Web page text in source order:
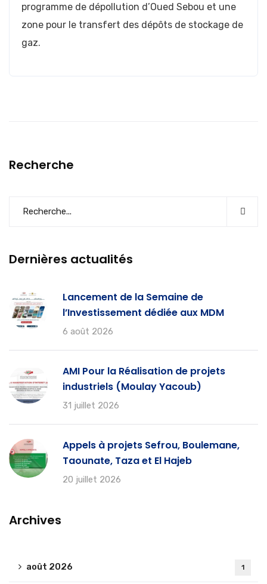
programme de dépollution d’Oued Sebou et une
zone pour le transfert des dépôts de stockage de
gaz.
Recherche
Dernières actualités
Lancement de la Semaine de
l’Investissement dédiée aux MDM
6 août 2026
AMI Pour la Réalisation de projets
industriels (Moulay Yacoub)
31 juillet 2026
Appels à projets Sefrou, Boulemane,
Taounate, Taza et El Hajeb
20 juillet 2026
Archives
août 2026 1